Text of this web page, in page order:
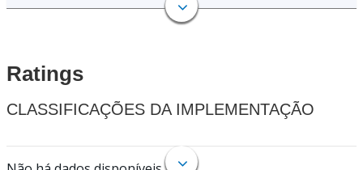
Ratings
CLASSIFICAÇÕES DA IMPLEMENTAÇÃO